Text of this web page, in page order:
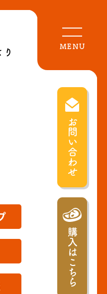
り
MENU
お問い合わせ
購入はこちら